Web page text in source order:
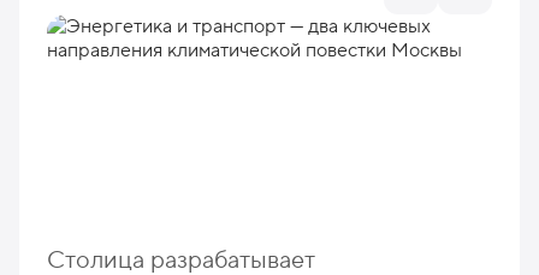
Столица разрабатывает